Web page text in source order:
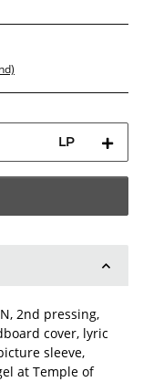
LP
2nd pressing,
cover, lyric
sleeve,
at Temple of